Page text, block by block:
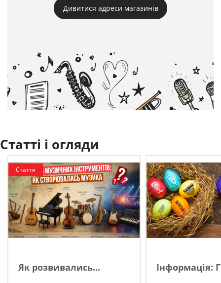
Дивитися адреси магазинів
Статті і огляди
Стаття
Як розвивались... Інформація: